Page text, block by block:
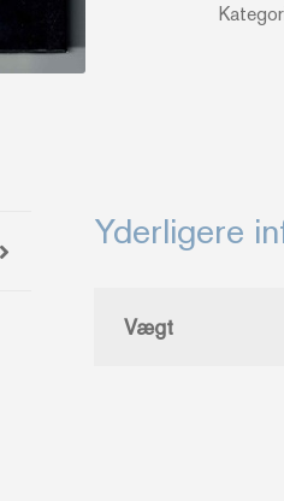
antal
Yderligere
Vægt